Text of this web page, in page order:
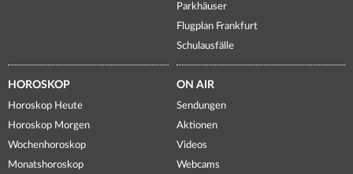
Parkhäuser
Flugplan Frankfurt
Schulausfälle
HOROSKOP
Horoskop Heute
Horoskop Morgen
Wochenhoroskop
Monatshoroskop
ON AIR
Sendungen
Aktionen
Videos
Webcams